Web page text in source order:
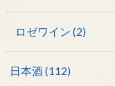
ロゼワイン (2)
日本酒(112)